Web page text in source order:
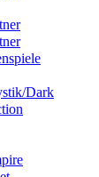
Dark